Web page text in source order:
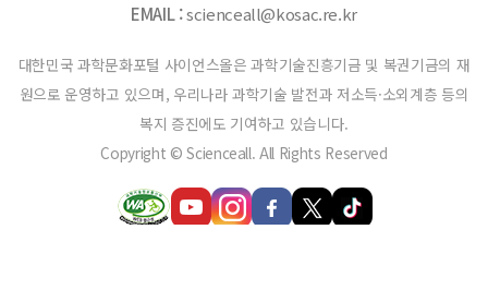
EMAIL :scienceall@kosac.re.kr
대한민국 과학문화포털 사이언스올은 과학기술진흥기금 및 복권기금의 재
원으로 운영하고 있으며, 우리나라 과학기술 발전과 저소득·소외계층 등의
복지 증진에도 기여하고 있습니다.
Copyright © Scienceall. All Rights Reserved